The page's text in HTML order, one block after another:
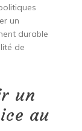
un
durable
de
un
au